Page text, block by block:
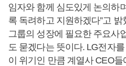
임자와 함께 심도있게 논의하
록 독려하고 지원하겠다”고
그룹의 성장에 필요한 주요사
도 묻겠다는 뜻이다. LG전자
이 위기인 만큼 계열사 CEO